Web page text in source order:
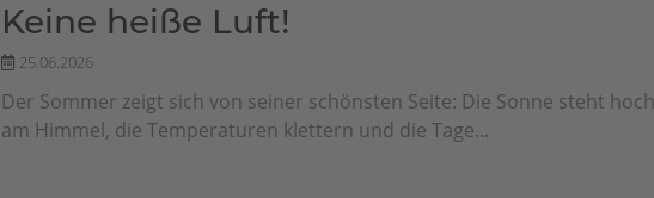
Keine heiße Luft!
25.06.2026
Der Sommer zeigt sich von seiner schönsten Seite: Die Sonne steht hoch
am Himmel, die Temperaturen klettern und die Tage...